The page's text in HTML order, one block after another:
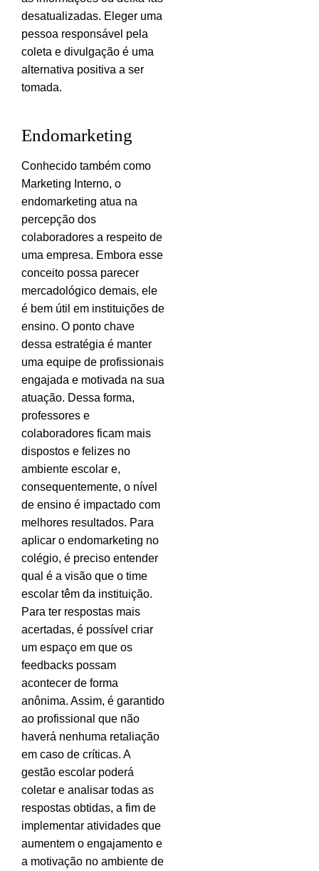
desatualizadas. Eleger uma
pessoa responsável pela
coleta e divulgação é uma
alternativa positiva a ser
tomada.
Endomarketing
Conhecido também como
Marketing Interno, o
endomarketing atua na
percepção dos
colaboradores a respeito de
uma empresa. Embora esse
conceito possa parecer
mercadológico demais, ele
é bem útil em instituições de
ensino. O ponto chave
dessa estratégia é manter
uma equipe de profissionais
engajada e motivada na sua
atuação. Dessa forma,
professores e
colaboradores ficam mais
dispostos e felizes no
ambiente escolar e,
consequentemente, o nível
de ensino é impactado com
melhores resultados. Para
aplicar o endomarketing no
colégio, é preciso entender
qual é a visão que o time
escolar têm da instituição.
Para ter respostas mais
acertadas, é possível criar
um espaço em que os
feedbacks possam
acontecer de forma
anônima. Assim, é garantido
ao profissional que não
haverá nenhuma retaliação
em caso de críticas. A
gestão escolar poderá
coletar e analisar todas as
respostas obtidas, a fim de
implementar atividades que
aumentem o engajamento e
a motivação no ambiente de